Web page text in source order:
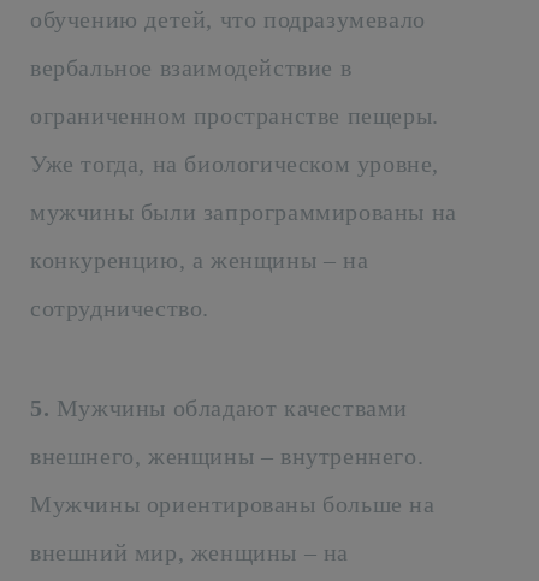
обучению детей, что подразумевало
вербальное взаимодействие в
ограниченном пространстве пещеры.
Уже тогда, на биологическом уровне,
мужчины были запрограммированы на
конкуренцию, а женщины – на
сотрудничество.
5. Мужчины обладают качествами
внешнего, женщины – внутреннего.
Мужчины ориентированы больше на
внешний мир, женщины – на